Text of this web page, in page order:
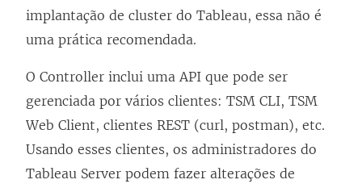
implantação de cluster do Tableau, essa não é
uma prática recomendada.
O Controller inclui uma API que pode ser
gerenciada por vários clientes: TSM CLI, TSM
Web Client, clientes REST (curl, postman), etc.
Usando esses clientes, os administradores do
Tableau Server podem fazer alterações de